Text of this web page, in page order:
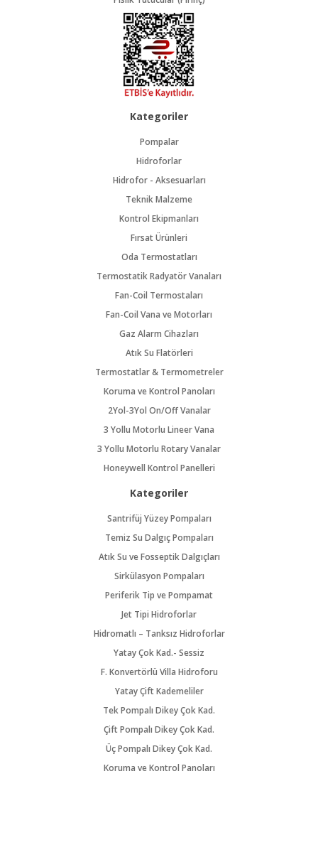
Kategoriler
Pompalar
Hidroforlar
Hidrofor - Aksesuarları
Teknik Malzeme
Kontrol Ekipmanları
Fırsat Ürünleri
Oda Termostatları
Termostatik Radyatör Vanaları
Fan-Coil Termostaları
Fan-Coil Vana ve Motorları
Gaz Alarm Cihazları
Atık Su Flatörleri
Termostatlar & Termometreler
Koruma ve Kontrol Panoları
2Yol-3Yol On/Off Vanalar
3 Yollu Motorlu Lineer Vana
3 Yollu Motorlu Rotary Vanalar
Honeywell Kontrol Panelleri
Kategoriler
Santrifüj Yüzey Pompaları
Temiz Su Dalgıç Pompaları
Atık Su ve Fosseptik Dalgıçları
Sirkülasyon Pompaları
Periferik Tip ve Pompamat
Jet Tipi Hidroforlar
Hidromatlı – Tanksız Hidroforlar
Yatay Çok Kad.- Sessiz
F. Konvertörlü Villa Hidroforu
Yatay Çift Kademeliler
Tek Pompalı Dikey Çok Kad.
Çift Pompalı Dikey Çok Kad.
Üç Pompalı Dikey Çok Kad.
Koruma ve Kontrol Panoları